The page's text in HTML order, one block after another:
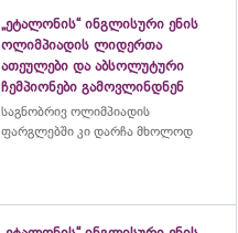
„ეტალონის“ ინგლისური ენის
ოლიმპიადის ლიდერთა
ათეულები და აბსოლუტური
ჩემპიონები გამოვლინდნენ
საგნობრივ ოლიმპიადის
ფარგლებში კი დარჩა მხოლოდ